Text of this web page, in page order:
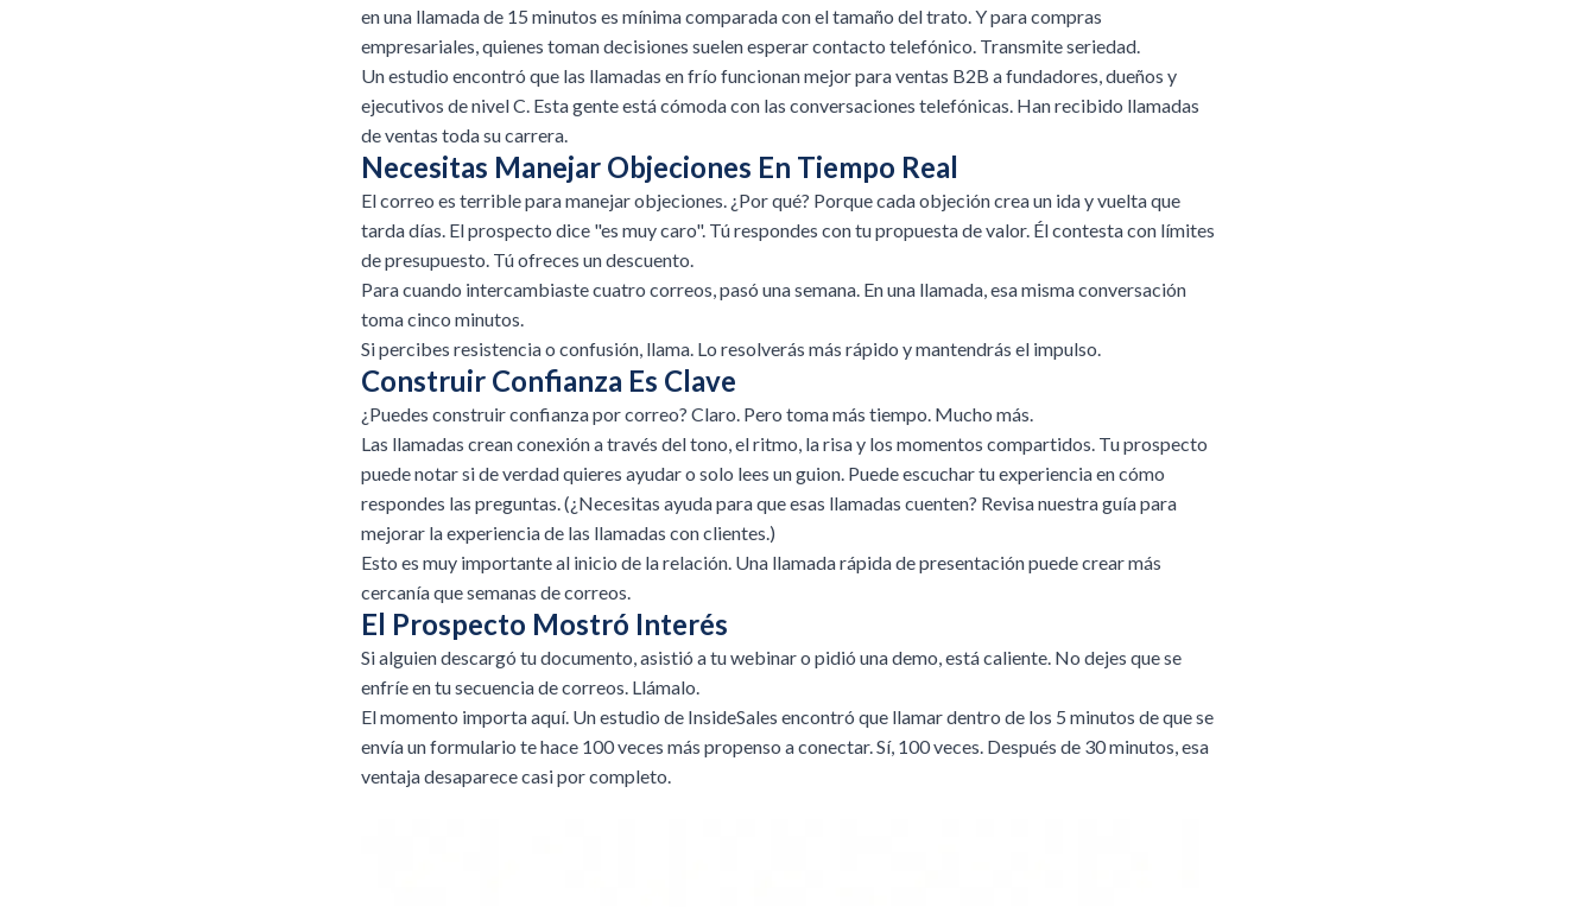
en una llamada de 15 minutos es mínima comparada con el tamaño del trato. Y para compras
empresariales, quienes toman decisiones suelen esperar contacto telefónico. Transmite seriedad.
Un estudio encontró que las llamadas en frío funcionan mejorpara ventas B2B a fundadores, dueños y
ejecutivos de nivel C. Esta gente está cómoda con las conversaciones telefónicas. Han recibido llamadas
de ventas toda su carrera.
Necesitas Manejar Objeciones En Tiempo Real
El correo es terrible para manejar objeciones. ¿Por qué? Porque cada objeción crea un ida y vuelta que
tarda días. El prospecto dice "es muy caro". Tú respondes con tu propuesta de valor. Él contesta con límites
de presupuesto. Tú ofreces un descuento.
Para cuando intercambiaste cuatro correos, pasó una semana. En una llamada, esa misma conversación
toma cinco minutos.
Si percibes resistencia o confusión, llama. Lo resolverás más rápido y mantendrás el impulso.
Construir Confianza Es Clave
¿Puedes construir confianza por correo? Claro. Pero toma más tiempo. Mucho más.
Las llamadas crean conexión a través del tono, el ritmo, la risa y los momentos compartidos. Tu prospecto
puede notar si de verdad quieres ayudar o solo lees un guion. Puede escuchar tu experiencia en cómo
respondes las preguntas. (¿Necesitas ayuda para que esas llamadas cuenten? Revisa nuestra guía para
mejorar la experiencia de las llamadas con clientes.)
Esto es muy importante al inicio de la relación. Una llamada rápida de presentación puede crear más
cercanía que semanas de correos.
El Prospecto Mostró Interés
Si alguien descargó tu documento, asistió a tu webinar o pidió una demo, está caliente. No dejes que se
enfríe en tu secuencia de correos. Llámalo.
El momento importa aquí. Un estudio de InsideSales encontró que llamar dentro de los 5 minutos de que se
envía un formulario te hace 100 veces más propenso a conectar. Sí, 100 veces. Después de 30 minutos, esa
ventaja desaparece casi por completo.